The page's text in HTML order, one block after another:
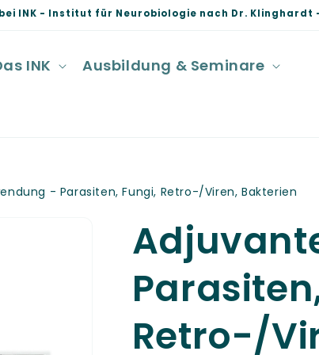
INK - Institut für Neurobiologie nach Dr. Klinghardt -
INK
Ausbildung & Seminare
- Parasiten, Fungi, Retro-/Viren, Bakterien
Retro-/